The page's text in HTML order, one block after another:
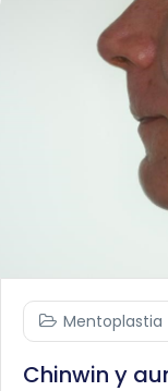
Mentoplastia
Chinwin y